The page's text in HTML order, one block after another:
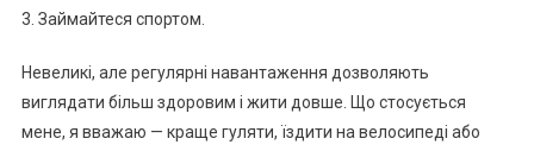
3. Займайтеся спортом.
Невеликі, але регулярні навантаження дозволяють
виглядати більш здоровим і жити довше. Що стосується
мене, я вважаю — краще гуляти, їздити на велосипеді або